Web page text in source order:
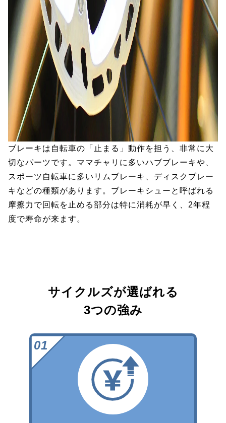
ブレーキは自転車の「止まる」動作を担う、非常に大
切なパーツです。ママチャリに多いハブブレーキや、
スポーツ自転車に多いリムブレーキ、ディスクブレー
キなどの種類があります。ブレーキシューと呼ばれる
摩擦力で回転を止める部分は特に消耗が早く、2年程
度で寿命が来ます。
サイクルズが選ばれる
3つの強み